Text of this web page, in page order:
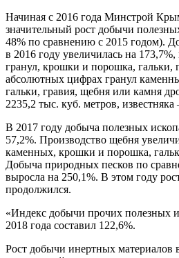
Начиная с 2016 года Минстрой
значительный рост добычи
48% по сравнению с 2015 годом).
в 2016 году увеличилась на
гранул, крошки и порошка, гальки,
абсолютных цифрах гранул
гальки, гравия, щебня или камня
2235,2 тыс. куб. метров,
В 2017 году добыча полезных
57,2%. Производство щебня
каменных, крошки и порошка,
Добыча природных песков по
выросла на 250,1%. В этом году
продолжился.
«Индекс добычи прочих полезных
2018 года составил 122,6%.
Рост добычи инертных материалов